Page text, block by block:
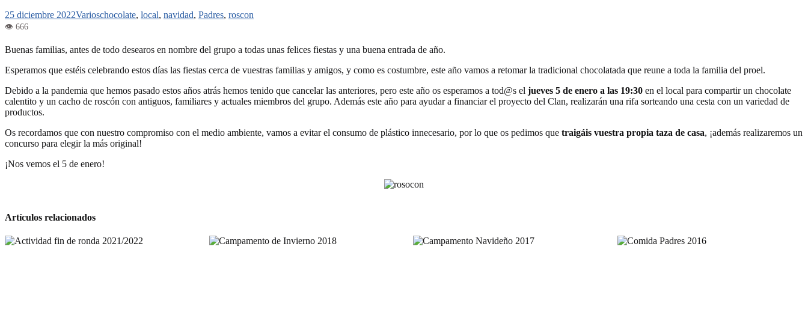
25 diciembre 2022Varioschocolate, local, navidad, Padres, roscon
Buenas familias, antes de todo desearos en nombre del grupo a todas unas felices fiestas y una buena entrada de año.
Esperamos que estéis celebrando estos días las fiestas cerca de vuestras familias y amigos, y como es costumbre, este año vamos a retomar la tradicional chocolatada que reune a toda la familia del proel.
Debido a la pandemia que hemos pasado estos años atrás hemos tenido que cancelar las anteriores, pero este año os esperamos a tod@s el jueves 5 de enero a las 19:30 en el local para compartir un chocolate
calentito y un cacho de roscón con antiguos, familiares y actuales miembros del grupo. Además este año para ayudar a financiar el proyecto del Clan, realizarán una rifa sorteando una cesta con un variedad de
productos.
Os recordamos que con nuestro compromiso con el medio ambiente, vamos a evitar el consumo de plástico innecesario, por lo que os pedimos que traigáis vuestra propia taza de casa, ¡además realizaremos un
concurso para elegir la más original!
¡Nos vemos el 5 de enero!
Artículos relacionados